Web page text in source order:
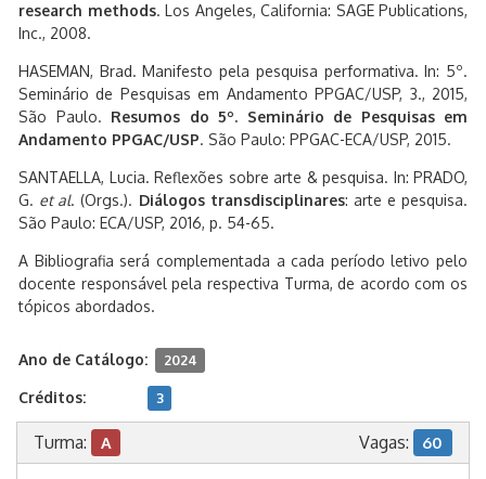
research methods. Los Angeles, California: SAGE Publications,
Inc., 2008.
HASEMAN, Brad. Manifesto pela pesquisa performativa. In: 5º.
Seminário de Pesquisas em Andamento PPGAC/USP, 3., 2015,
São Paulo. Resumos do 5º. Seminário de Pesquisas em
Andamento PPGAC/USP. São Paulo: PPGAC-ECA/USP, 2015.
SANTAELLA, Lucia. Reflexões sobre arte & pesquisa. In: PRADO,
G. et al. (Orgs.). Diálogos transdisciplinares: arte e pesquisa.
São Paulo: ECA/USP, 2016, p. 54-65.
A Bibliografia será complementada a cada período letivo pelo
docente responsável pela respectiva Turma, de acordo com os
tópicos abordados.
Ano de Catálogo: 2024
Créditos: 3
Turma: A Vagas: 60